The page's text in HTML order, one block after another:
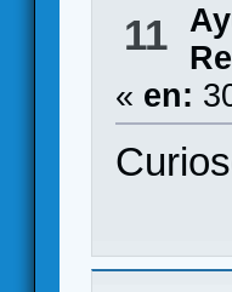
11
« en: